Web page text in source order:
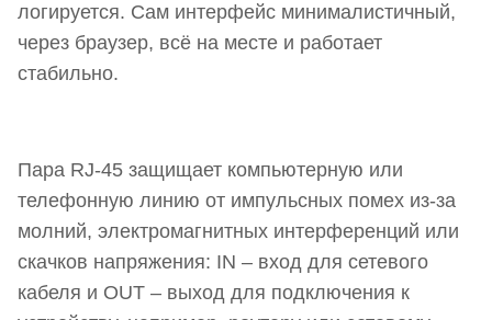
логируется. Сам интерфейс минималистичный,
через браузер, всё на месте и работает
стабильно.
Пара RJ-45 защищает компьютерную или
телефонную линию от импульсных помех из-за
молний, электромагнитных интерференций или
скачков напряжения: IN – вход для сетевого
кабеля и OUT – выход для подключения к